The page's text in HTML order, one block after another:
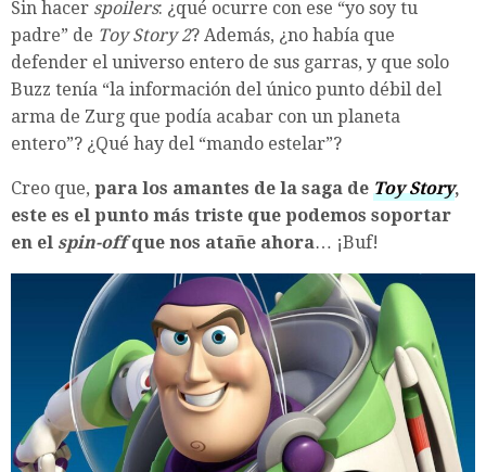
Sin hacer spoilers: ¿qué ocurre con ese “yo soy tu
padre” de Toy Story 2? Además, ¿no había que
defender el universo entero de sus garras, y que solo
Buzz tenía “la información del único punto débil del
arma de Zurg que podía acabar con un planeta
entero”? ¿Qué hay del “mando estelar”?
Creo que, para los amantes de la saga de Toy Story,
este es el punto más triste que podemos soportar
en el spin-offque nos atañe ahora… ¡Buf!